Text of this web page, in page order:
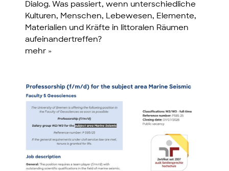
Dialog. Was passiert, wenn unterschiedliche
Kulturen, Menschen, Lebewesen, Elemente,
Materialien und Kräfte in littoralen Räumen
aufeinandertreffen?
mehr »